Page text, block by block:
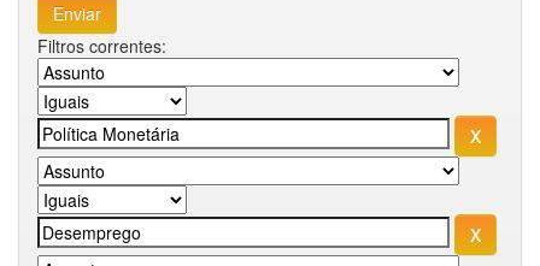
Filtros correntes: